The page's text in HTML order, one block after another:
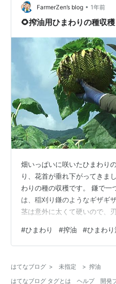
示されても簡素な説明文だけ
しの本質が伝わらない」とい
FarmerZen’s blog • 1年前
🌻搾油用ひまわりの種収穫
畑いっぱいに咲いたひまわり
り、花首が垂れ下がってきま
わりの種の収穫です。 鎌で一
は、稲刈り鎌のようなギザギ
茎は意外に太くて硬いので、
穫用の袋に入れて軽トラック
分になりました。 天日干しで
がら、晴天続きの日はまさに
#ひまわり #搾油 #ひまわり
はてなブログ > 未指定 > 搾油
はてなブログ タグとは
ヘルプ 開発